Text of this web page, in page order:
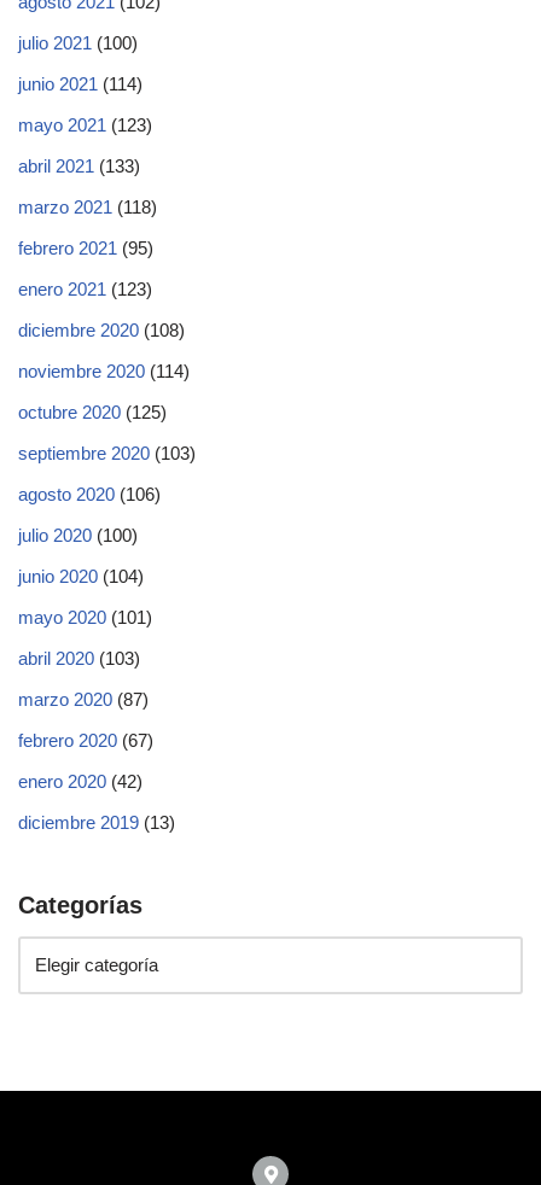
julio 2021 (100)
junio 2021 (114)
mayo 2021 (123)
abril 2021 (133)
marzo 2021 (118)
febrero 2021 (95)
enero 2021 (123)
diciembre 2020 (108)
noviembre 2020 (114)
octubre 2020 (125)
septiembre 2020 (103)
agosto 2020 (106)
julio 2020 (100)
junio 2020 (104)
mayo 2020 (101)
abril 2020 (103)
marzo 2020 (87)
febrero 2020 (67)
enero 2020 (42)
diciembre 2019 (13)
Categorías